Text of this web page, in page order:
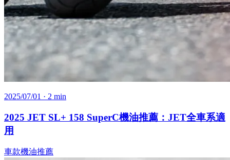
2025/07/01 · 2 min
2025 JET SL+ 158 SuperC機油推薦：JET全車系適
用
車款機油推薦